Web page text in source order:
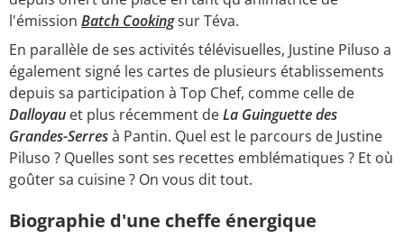
l'émission Batch Cookingsur Téva.
En parallèle de ses activités télévisuelles, Justine Piluso a
également signé les cartes de plusieurs établissements
depuis sa participation à Top Chef, comme celle de
Dalloyau et plus récemment deLa Guinguette des
Grandes-Serresà Pantin. Quel est le parcours de Justine
Piluso ? Quelles sont ses recettes emblématiques ? Et où
goûter sa cuisine ? On vous dit tout.
Biographie d'une cheffe énergique